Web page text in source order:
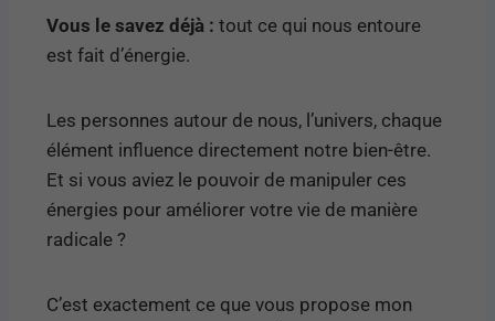
Vous le savez déjà : tout ce qui nous entoure
est fait d’énergie.
Les personnes autour de nous, l’univers, chaque
élément influence directement notre bien-être.
Et si vous aviez le pouvoir de manipuler ces
énergies pour améliorer votre vie de manière
radicale ?
C’est exactement ce que vous propose mon